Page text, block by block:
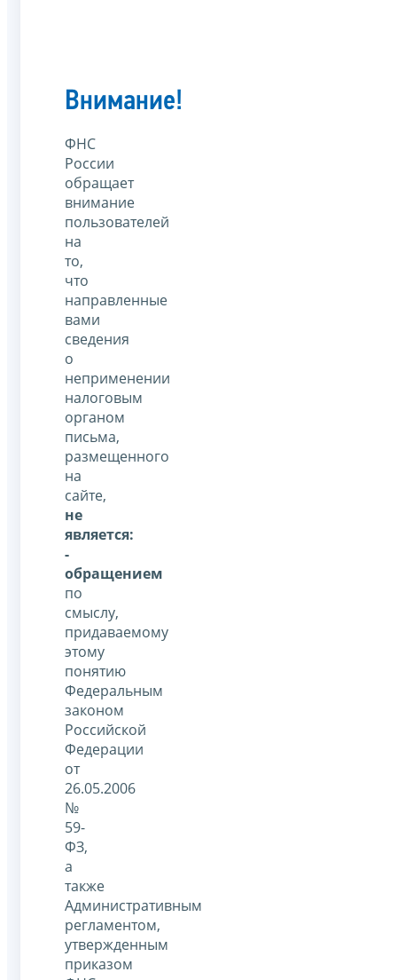
Внимание!
ФНС
России
обращает
внимание
пользователей
на
то,
что
направленные
вами
сведения
о
неприменении
налоговым
органом
письма,
размещенного
на
сайте,
не
является:
-
обращением
по
смыслу,
придаваемому
этому
понятию
Федеральным
законом
Российской
Федерации
от
26.05.2006
№
59-
ФЗ,
а
также
Административным
регламентом,
утвержденным
приказом